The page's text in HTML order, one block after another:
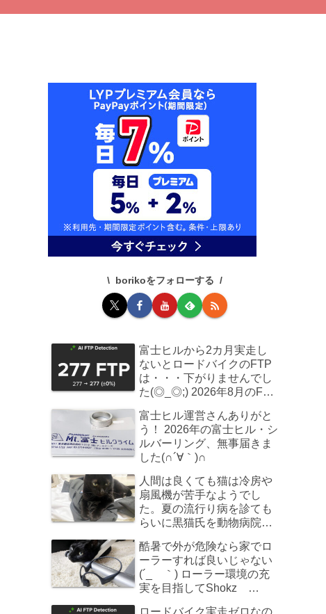
borikoをフォローする
富士ヒルから2カ月実走し
ないとロードバイクのFTP
は・・・下がりませんでし
た(◎_◎;) 2026年8月のFTP
富士ヒル運営さんありがと
う！ 2026年の富士ヒル・シ
ルバーリング、無事届きま
した(∩´∀｀)∩
人間は良くても猫は冷房や
扇風機が苦手なようでし
た。夏の流行り病を診ても
らいに黒猫氏を動物病院へ
酷暑で外が危険なら家でロ
ーラーすれば良いじゃない
(´_ゝ｀) ローラー環境の充
実を目指してShokz